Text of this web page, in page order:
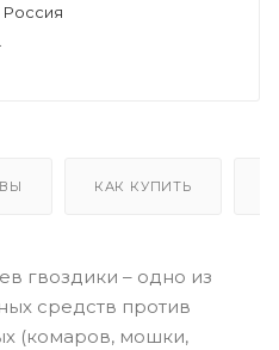
Россия
КАК КУПИТЬ
гвоздики – одно из
средств против
(комаров, мошки,